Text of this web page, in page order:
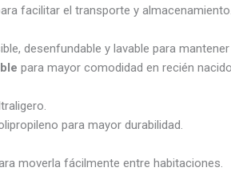
facilitar el transporte y almacenamiento.
desenfundable y lavable para
para mayor comodidad en recién
para mayor durabilidad.
moverla fácilmente entre habitaciones.